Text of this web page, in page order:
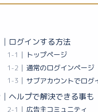
ログインする方法
トップページ
通常のログインページ
サブアカウントでログ
ヘルプで解決できる事も
広告主コミュニティ